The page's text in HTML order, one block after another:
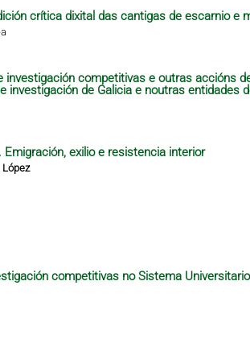
crítica dixital das cantigas de escarnio e
competitivas e outras accións
de Galicia e noutras entidades
exilio e resistencia interior
López
competitivas no Sistema